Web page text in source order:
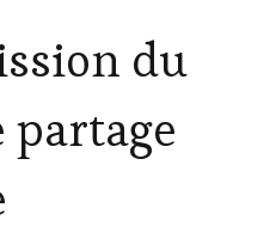
du
partage